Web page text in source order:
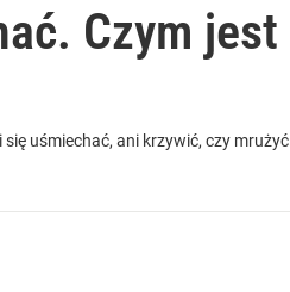
Czym jest
uśmiechać, ani krzywić, czy mrużyć